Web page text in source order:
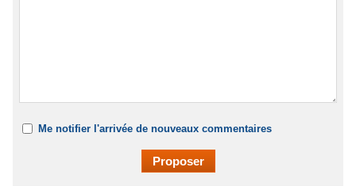
Me notifier l'arrivée de nouveaux commentaires